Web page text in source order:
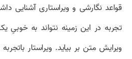
قواعد نگارشی و ویراستاری آشنایی
تجربه در این زمینه نتواند به خوبیِ
ویرایش متن بر بیاید. ویراستار